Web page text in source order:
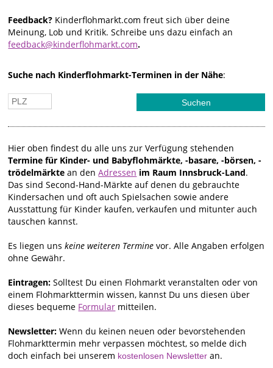
Feedback? Kinderflohmarkt.com freut sich über deine
Meinung, Lob und Kritik. Schreibe uns dazu einfach an
feedback@kinderflohmarkt.com.
Suche nach Kinderflohmarkt-Terminen in der Nähe:
Hier oben findest du alle uns zur Verfügung stehenden
Termine für Kinder- und Babyflohmärkte, -basare, -börsen, -
trödelmärkte an denAdressen im Raum Innsbruck-Land.
Das sind Second-Hand-Märkte auf denen du gebrauchte
Kindersachen und oft auch Spielsachen sowie andere
Ausstattung für Kinder kaufen, verkaufen und mitunter auch
tauschen kannst.
Es liegen unskeine weiteren Termine vor. Alle Angaben erfolgen
ohne Gewähr.
Eintragen:Solltest Du einen Flohmarkt veranstalten oder von
einem Flohmarkttermin wissen, kannst Du uns diesen über
dieses bequeme Formular mitteilen.
Newsletter: Wenn du keinen neuen oder bevorstehenden
Flohmarkttermin mehr verpassen möchtest, so melde dich
doch einfach bei unserem kostenlosen Newsletter an.